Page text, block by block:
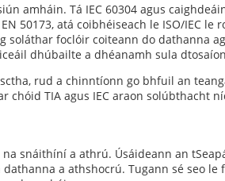
amháin. Tá IEC 60304 agus
50173, atá coibhéiseach le ISO/IEC
soláthar foclóir coiteann do dathanna
dhúbailte a dhéanamh sula
rud a chinntíonn go bhfuil an
chóid TIA agus IEC araon solúbthacht
snáithíní a athrú. Úsáideann an
a athshocrú. Tugann sé seo